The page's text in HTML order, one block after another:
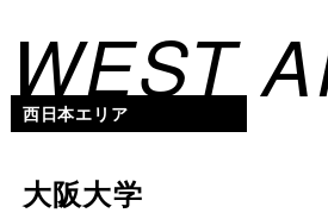
WEST
西日本エリア
大阪大学